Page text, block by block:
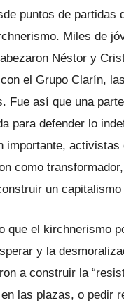
puntos de partidas
Miles de
Néstor y
el Grupo Clarín,
Fue así que una
para defender lo
importante,
como
un
que el kirchnerismo
y la
a construir la
las plazas, o pedir